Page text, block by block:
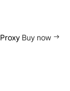
Buy now